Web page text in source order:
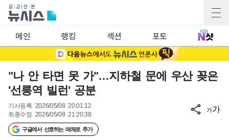
메인 랭킹 섹션 포토
"나 안 타면 못 가"…지하철 문에 우산 꽂은
'선릉역 빌런' 공분
기사등록 2026/05/08 20:01:12
최종수정 2026/05/08 21:20:38
구글에서 선호하는 매체로 추가
가가